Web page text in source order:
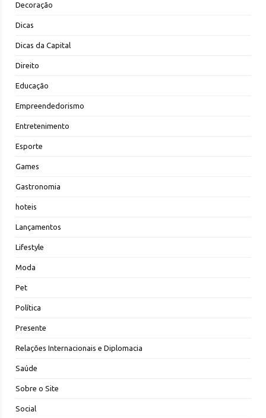
Decoração
Dicas
Dicas da Capital
Direito
Educação
Empreendedorismo
Entretenimento
Esporte
Games
Gastronomia
hoteis
Lançamentos
Lifestyle
Moda
Pet
Política
Presente
Relações Internacionais e Diplomacia
Saúde
Sobre o Site
Social